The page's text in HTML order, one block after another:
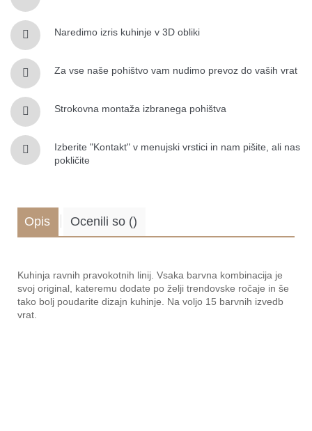
Naredimo izris kuhinje v 3D obliki
Za vse naše pohištvo vam nudimo prevoz do vaših vrat
Strokovna montaža izbranega pohištva
Izberite "Kontakt" v menujski vrstici in nam pišite, ali nas
pokličite
Opis Ocenili so ()
Kuhinja ravnih pravokotnih linij. Vsaka barvna kombinacija je
svoj original, kateremu dodate po želji trendovske ročaje in še
tako bolj poudarite dizajn kuhinje. Na voljo 15 barvnih izvedb
vrat.